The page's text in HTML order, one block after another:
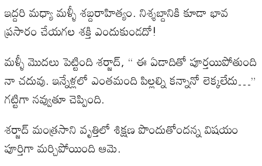
ఇద్దరి మధ్యా మళ్ళీ శబ్దరాహిత్యం. నిశ్శబ్దానికి కూడా భావ
ప్రసారం చేయగల శక్తి ఎందుకుండదో!
మళ్ళీ మొదలు పెట్టింది శర్జాద్, “ ఈ ఏడాదితో పూర్తయిపోతుంది
నా చదువు. ఇన్నేళ్లలో ఎంతమంది పిల్లల్ని కన్నానో లెక్కలేదు…”
గట్టిగా నవ్వుతూ చెప్పింది.
శర్జాద్ మంత్రసాని వృత్తిలో శిక్షణ పొందుతోందన్న విషయం
పూర్తిగా మర్చిపోయింది ఆమె.